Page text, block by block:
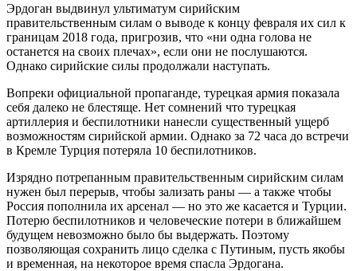
Эрдоган выдвинул ультиматум сирийским
правительственным силам о выводе к концу февраля их сил к
границам 2018 года, пригрозив, что «ни одна голова не
останется на своих плечах», если они не послушаются.
Однако сирийские силы продолжали наступать.
Вопреки официальной пропаганде, турецкая армия показала
себя далеко не блестяще. Нет сомнений что турецкая
артиллерия и беспилотники нанесли существенный ущерб
возможностям сирийской армии. Однако за 72 часа до встречи
в Кремле Турция потеряла 10 беспилотников.
Изрядно потрепанным правительственным сирийским силам
нужен был перерыв, чтобы зализать раны — а также чтобы
Россия пополнила их арсенал — но это же касается и Турции.
Потерю беспилотников и человеческие потери в ближайшем
будущем невозможно было бы выдержать. Поэтому
позволяющая сохранить лицо сделка с Путиным, пусть якобы
и временная, на некоторое время спасла Эрдогана.